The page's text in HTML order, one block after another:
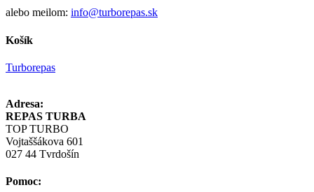
alebo meilom: info@turborepas.sk
Košík
Turborepas
Adresa:
REPAS TURBA
TOP TURBO
Vojtaššákova 601
027 44 Tvrdošín
Pomoc: